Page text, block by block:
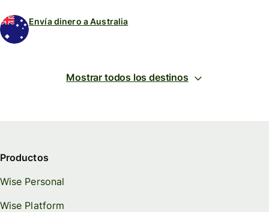
Envía dinero a Australia
Mostrar todos los destinos
Productos
Wise Personal
Wise Platform